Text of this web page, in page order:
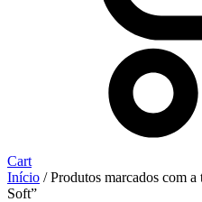
Cart
Início / Produtos marcados com
Soft”